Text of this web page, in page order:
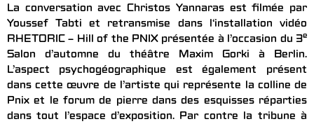
La conversation avec Christos Yannaras est filmée par
Youssef Tabti et retransmise dans l‘installation vidéo
RHETORIC – Hill of the PNIX présentée à l’occasion du 3e
Salon d’automne du théâtre Maxim Gorki à Berlin.
L’aspect psychogéographique est également présent
dans cette œuvre de l’artiste qui représente la colline de
Pnix et le forum de pierre dans des esquisses réparties
dans tout l’espace d’exposition. Par contre la tribune à